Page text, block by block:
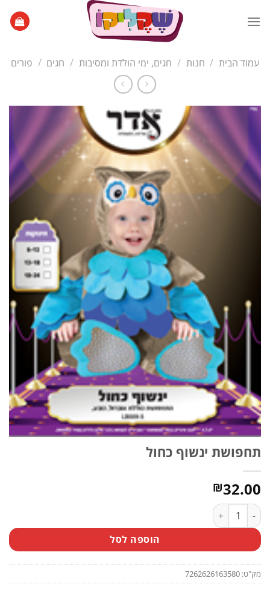
עמוד הבית / חנות / חגים, ימי הולדת ומסיבות / חגים / פורים
תחפושת ינשוף כחול
₪32.00
כמות של תחפושת ינשוף כחול
הוספה לסל
מק"ט: 7262626163580